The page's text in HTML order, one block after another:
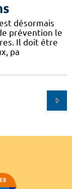
désormais
prévention le
Il doit être
pa